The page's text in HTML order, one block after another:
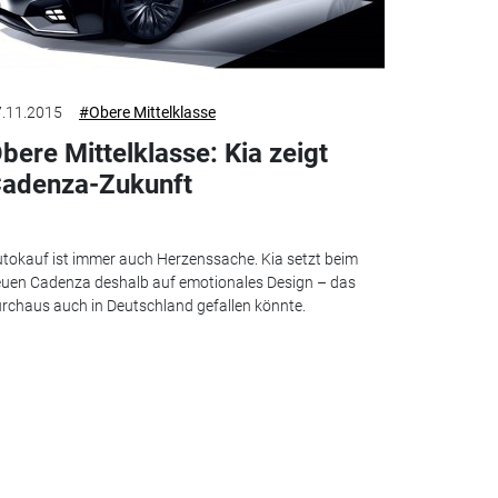
#Obere Mittelklasse
Mittelklasse: Kia zeigt
Zukunft
ist immer auch Herzenssache. Kia setzt beim
Cadenza deshalb auf emotionales Design – das
auch in Deutschland gefallen könnte.